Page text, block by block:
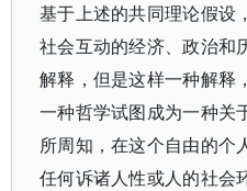
基于上述的共同理论假设
社会互动的经济、政治和
解释，但是这样一种解释
一种哲学试图成为一种关
所周知，在这个自由的个
任何诉诸人性或人的社会